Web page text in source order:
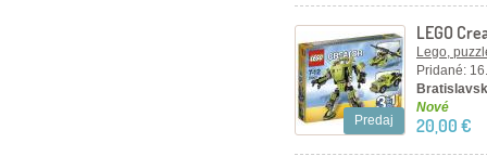
Predaj
LEGO
Lego,
Pridané:
Nové
20,00 €